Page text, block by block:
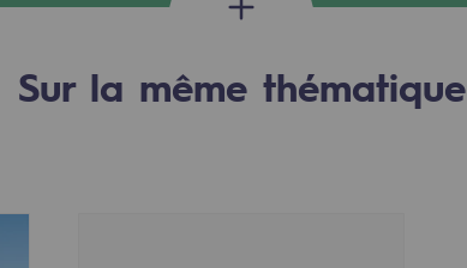
durables
Sur la même thématique